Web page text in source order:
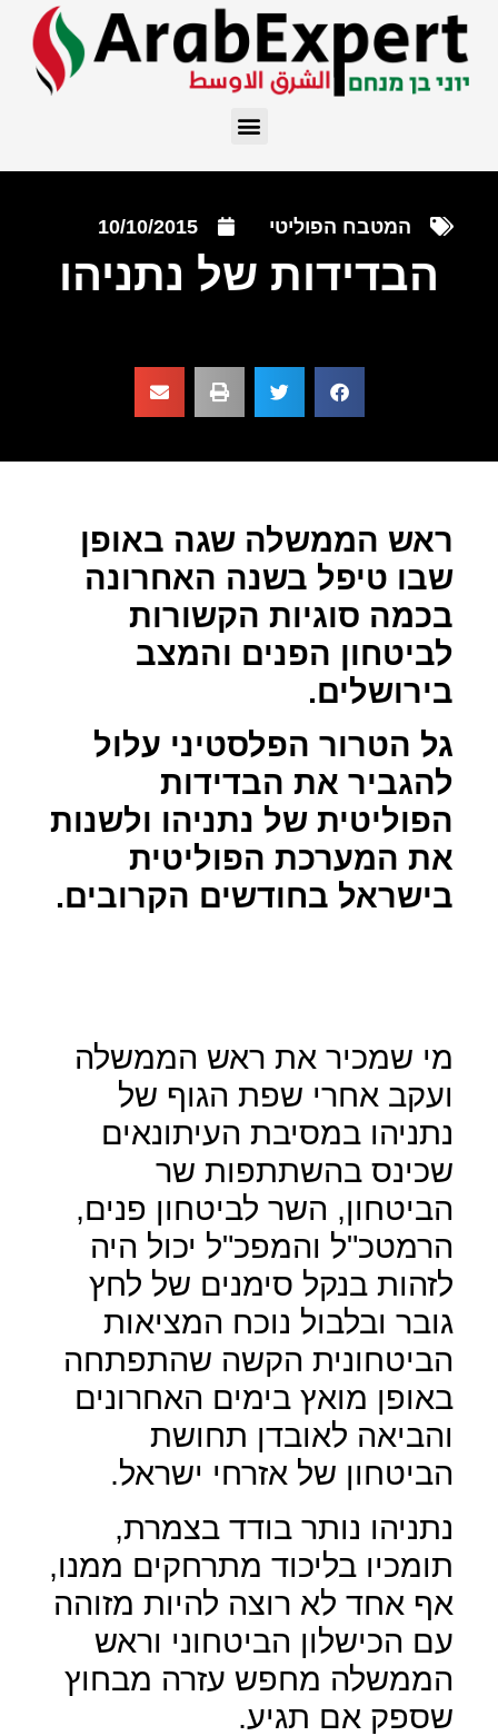
המטבח הפוליטי 10/10/2015
הבדידות של נתניהו
ראש הממשלה שגה באופן
שבו טיפל בשנה האחרונה
בכמה סוגיות הקשורות
לביטחון הפנים והמצב
בירושלים.
גל הטרור הפלסטיני עלול
להגביר את הבדידות
הפוליטית של נתניהו ולשנות
את המערכת הפוליטית
בישראל בחודשים הקרובים.
מי שמכיר את ראש הממשלה
ועקב אחרי שפת הגוף של
נתניהו במסיבת העיתונאים
שכינס בהשתתפות שר
הביטחון, השר לביטחון פנים,
הרמטכ"ל והמפכ"ל יכול היה
לזהות בנקל סימנים של לחץ
גובר ובלבול נוכח המציאות
הביטחונית הקשה שהתפתחה
באופן מואץ בימים האחרונים
והביאה לאובדן תחושת
הביטחון של אזרחי ישראל.
נתניהו נותר בודד בצמרת,
תומכיו בליכוד מתרחקים ממנו,
אף אחד לא רוצה להיות מזוהה
עם הכישלון הביטחוני וראש
הממשלה מחפש עזרה מבחוץ
שספק אם תגיע.